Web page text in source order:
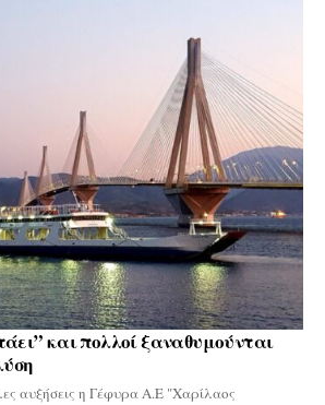
και πολλοί ξαναθυμούνται
αυξήσεις η Γέφυρα Α.Ε "Χαρίλαος